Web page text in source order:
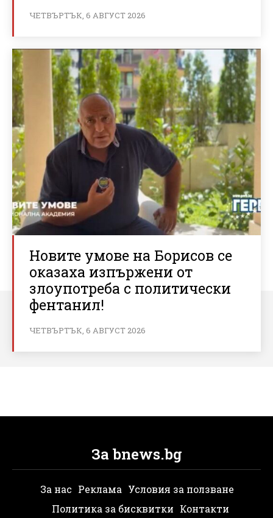
ЧЕТВЪРТЪК, 6 АВГУСТ 2026
Новите умове на Борисов се
оказаха изпържени от
злоупотреба с политически
фентанил!
ЧЕТВЪРТЪК, 6 АВГУСТ 2026
За bnews.bg
За нас Реклама Условия за ползване
Политика за бисквитки Контакти